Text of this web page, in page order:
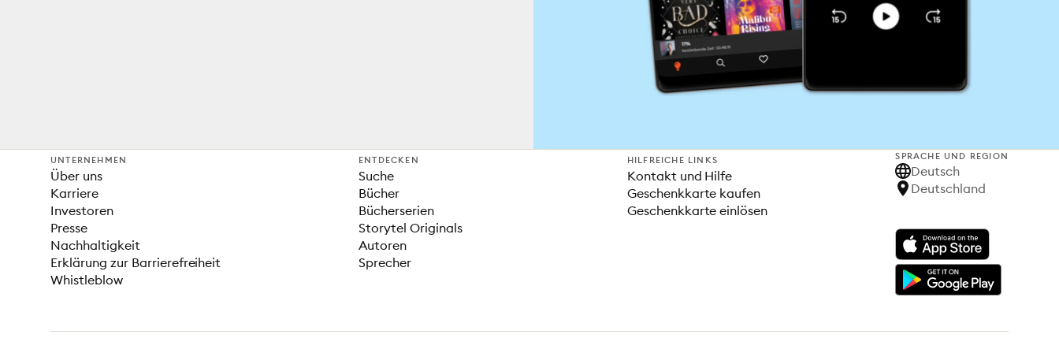
UNTERNEHMEN
Über uns
Karriere
Investoren
Presse
Nachhaltigkeit
Erklärung zur Barrierefreiheit
Whistleblow
ENTDECKEN
Suche
Bücher
Bücherserien
Storytel Originals
Autoren
Sprecher
HILFREICHE LINKS
Kontakt und Hilfe
Geschenkkarte kaufen
Geschenkkarte einlösen
SPRACHE UND REGION
Deutsch
Deutschland